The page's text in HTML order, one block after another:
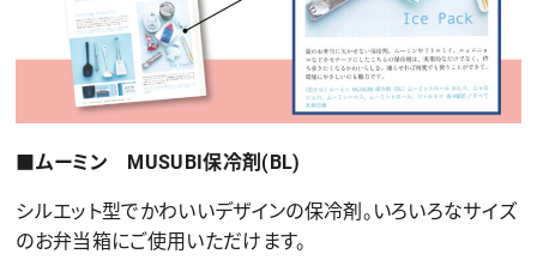
■ムーミン MUSUBI保冷剤(BL)
シルエット型でかわいいデザインの保冷剤。いろいろなサイズ
のお弁当箱にご使用いただけます。